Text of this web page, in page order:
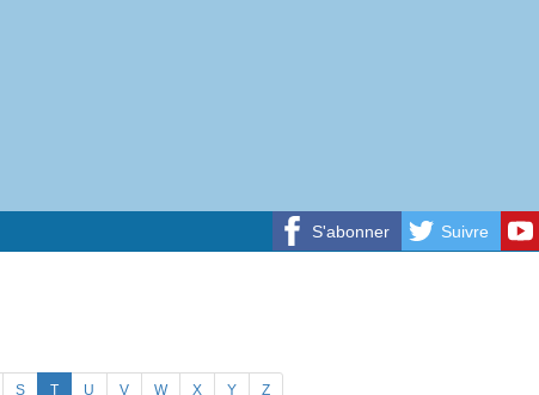
S'abonner Suivre
S T U V W X Y Z